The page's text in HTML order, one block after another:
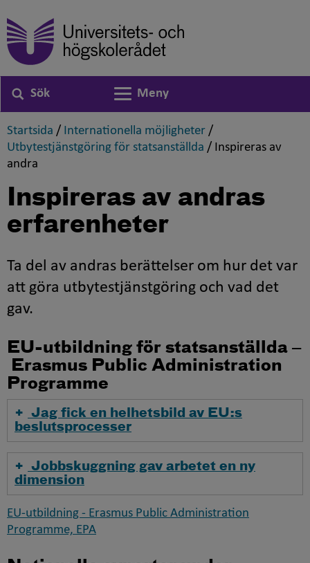
Sök
Växla navigering
Meny
Startsida ,
/ Internationella möjligheter ,
/
Utbytestjänstgöring för statsanställda ,
/ Inspireras av
andra
Inspireras av andras
erfarenheter
Ta del av andras berättelser om hur det var
att göra utbytestjänstgöring och vad det
gav.
EU-utbildning för statsanställda ‒
Erasmus Public Administration
Programme
Jag fick en helhetsbild av EU:s
beslutsprocesser
Jobbskuggning gav arbetet en ny
dimension
EU-utbildning - Erasmus Public Administration
Programme, EPA